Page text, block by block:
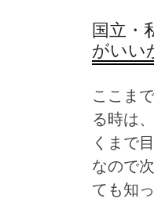
国立・
がいい
ここま
る時は
くまで
なので
ても知